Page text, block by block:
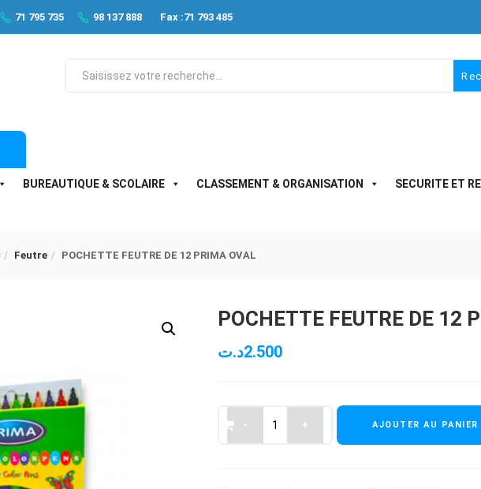
71 795 735 98 137 888 Fax :71 793 485
BUREAUTIQUE & SCOLAIRE CLASSEMENT & ORGANISATION SECURITE ET
Feutre POCHETTE FEUTRE DE 12 PRIMA OVAL
POCHETTE FEUTRE DE 12
2.500د.ت
AJOUTER AU PANIER